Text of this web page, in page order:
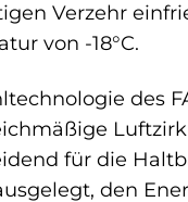
Verzehr
von -18°C.
des
für die
den